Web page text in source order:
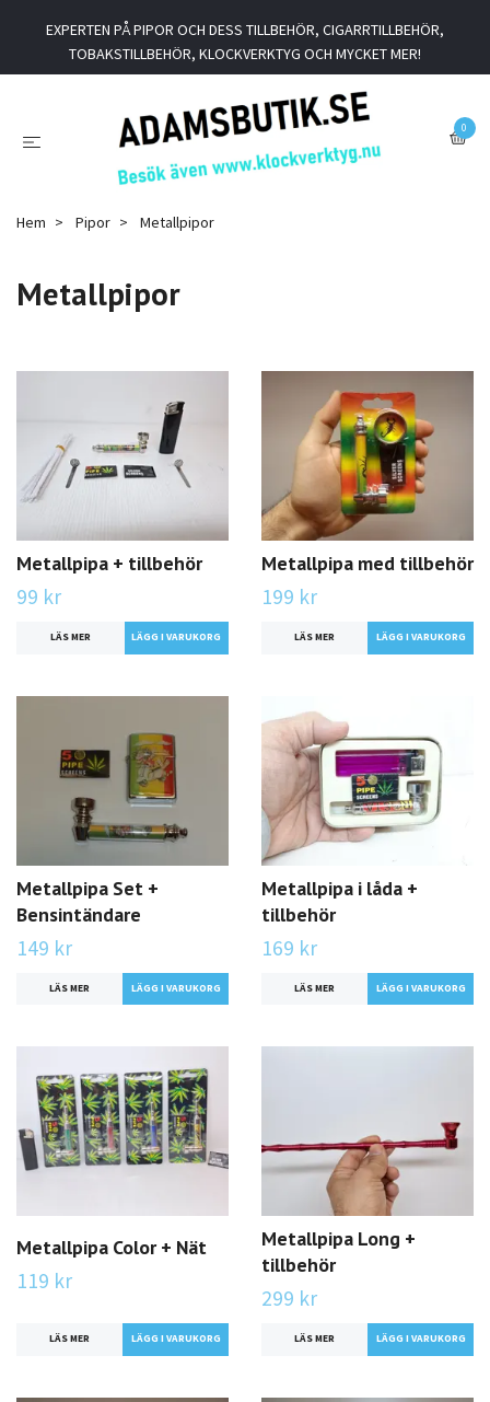
EXPERTEN PÅ PIPOR OCH DESS TILLBEHÖR, CIGARRTILLBEHÖR,
TOBAKSTILLBEHÖR, KLOCKVERKTYG OCH MYCKET MER!
0
Hem Pipor Metallpipor
Metallpipor
Metallpipa + tillbehör
99 kr
LÄS MER
Metallpipa med tillbehör
199 kr
LÄS MER LÄGG I VARUKORG
Metallpipa Set +
Bensintändare
149 kr
LÄS MER LÄGG I VARUKORG
Metallpipa i låda +
tillbehör
169 kr
LÄS MER LÄGG I VARUKORG
Metallpipa Color + Nät
119 kr
LÄS MER LÄGG I VARUKORG
Metallpipa Long +
tillbehör
299 kr
LÄS MER LÄGG I VARUKORG